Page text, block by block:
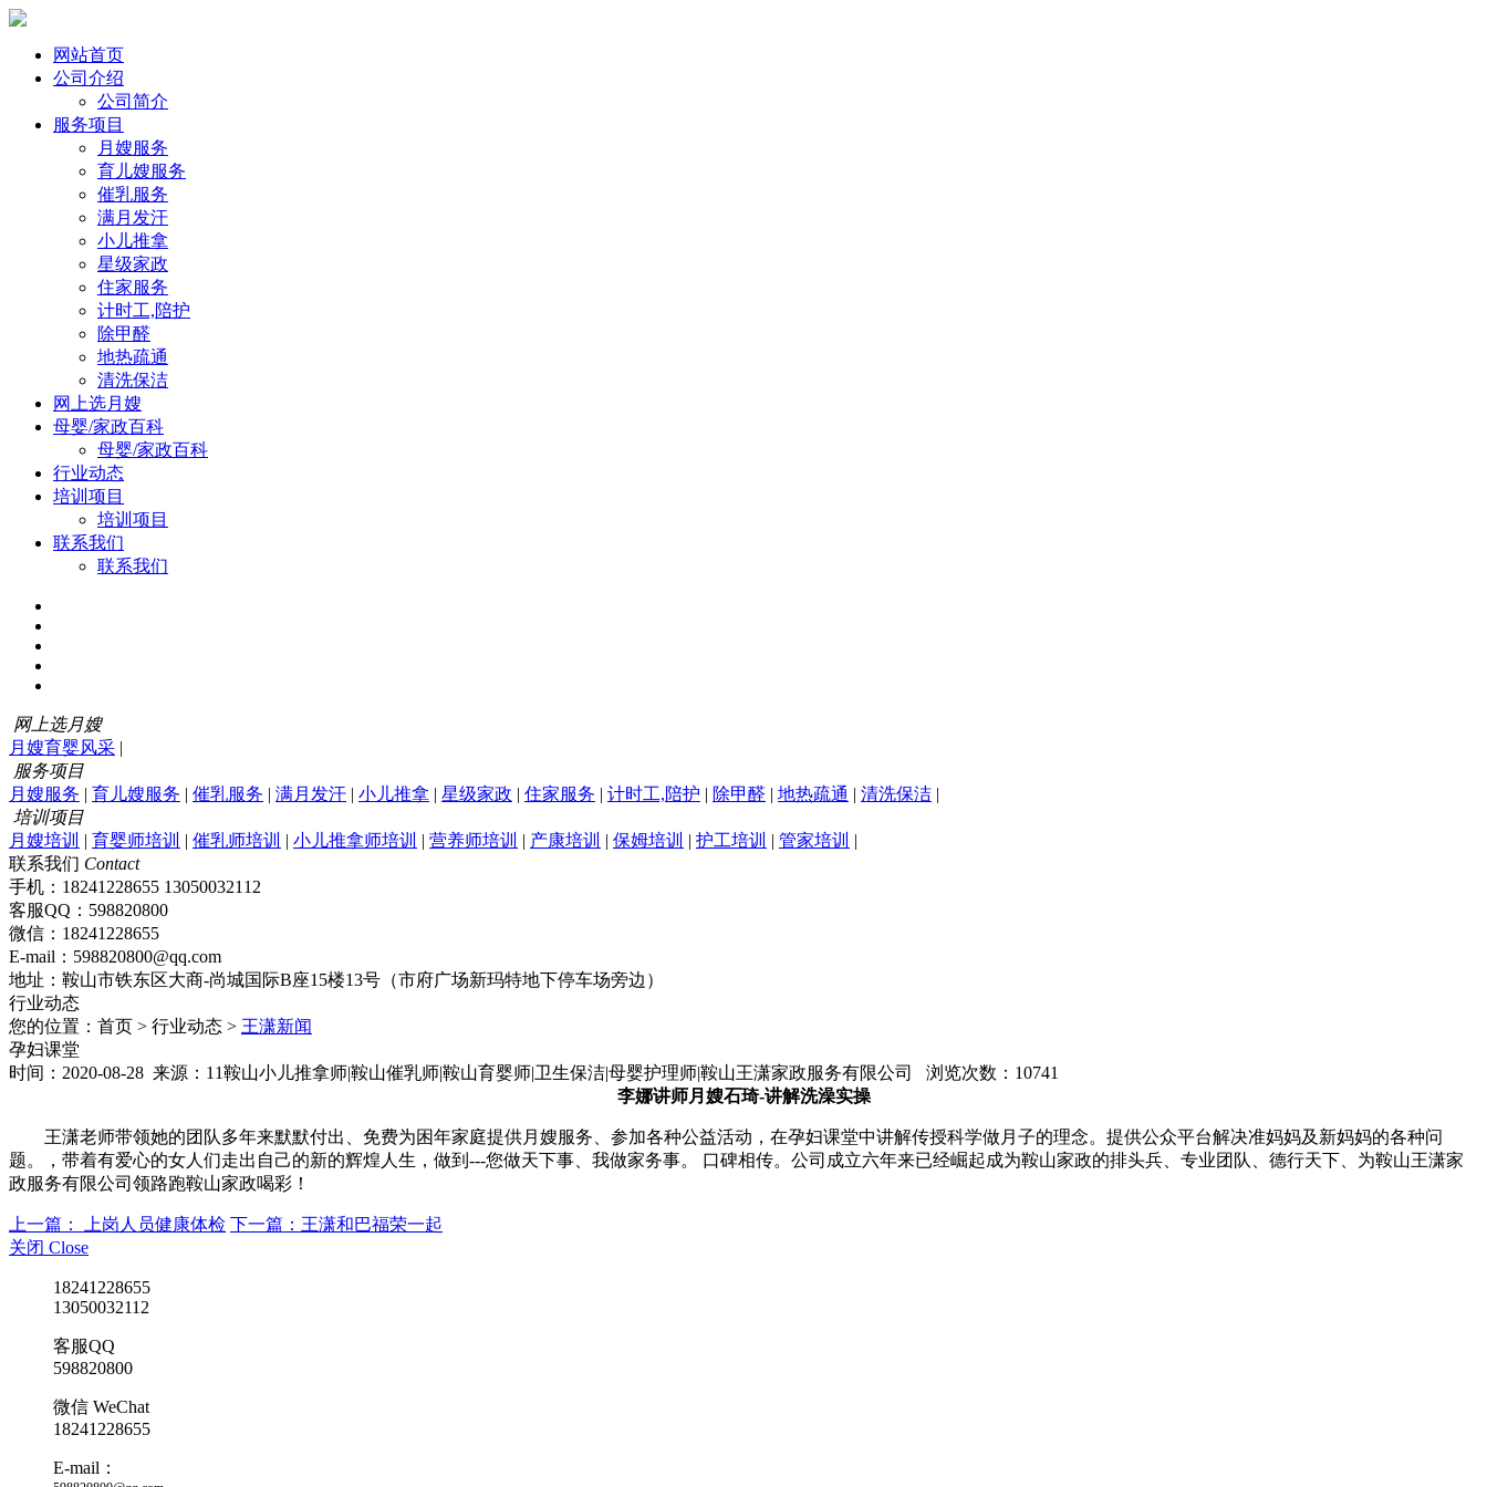
网站首页
公司介绍
公司简介
服务项目
月嫂服务
育儿嫂服务
催乳服务
满月发汗
小儿推拿
星级家政
住家服务
计时工,陪护
除甲醛
地热疏通
清洗保洁
网上选月嫂
母婴/家政百科
母婴/家政百科
行业动态
培训项目
培训项目
联系我们
联系我们
网上选月嫂
月嫂育婴风采 |
服务项目
月嫂服务 | 育儿嫂服务 | 催乳服务 | 满月发汗 | 小儿推拿 | 星级家政 | 住家服务 | 计时工,陪护 | 除甲醛 | 地热疏通 | 清洗保洁 |
培训项目
月嫂培训 | 育婴师培训 | 催乳师培训 | 小儿推拿师培训 | 营养师培训 | 产康培训 | 保姆培训 | 护工培训 | 管家培训 |
联系我们 Contact
手机：18241228655 13050032112
客服QQ：598820800
微信：18241228655
E-mail：598820800@qq.com
地址：鞍山市铁东区大商-尚城国际B座15楼13号（市府广场新玛特地下停车场旁边）
行业动态
您的位置：首页 > 行业动态 > 王潇新闻
孕妇课堂
时间：2020-08-28 来源：11鞍山小儿推拿师|鞍山催乳师|鞍山育婴师|卫生保洁|母婴护理师|鞍山王潇家政服务有限公司 浏览次数：10741
李娜讲师月嫂石琦-讲解洗澡实操
王潇老师带领她的团队多年来默默付出、免费为困年家庭提供月嫂服务、参加各种公益活动，在孕妇课堂中讲解传授科学做月子的理念。提供公众平台解决准妈妈及新妈妈的各种问
题。，带着有爱心的女人们走出自己的新的辉煌人生，做到---您做天下事、我做家务事。 口碑相传。公司成立六年来已经崛起成为鞍山家政的排头兵、专业团队、德行天下、为鞍山王潇家
政服务有限公司领路跑鞍山家政喝彩！
上一篇： 上岗人员健康体检 下一篇：王潇和巴福荣一起
关闭 Close
18241228655
13050032112
客服QQ
598820800
微信 WeChat
18241228655
E-mail：